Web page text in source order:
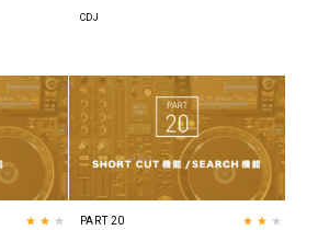
CDJ
★★ ★ PART 20 ★★ ★